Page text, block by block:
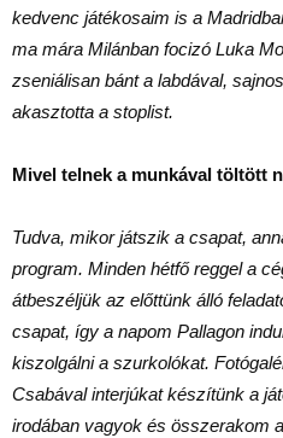
kedvenc játékosaim is a
ma mára Milánban focizó Luka
zseniálisan bánt a labdával,
akasztotta a stoplist.
Mivel telnek a munkával töltött
Tudva, mikor játszik a csapat,
program. Minden hétfő reggel a
átbeszéljük az előttünk álló
csapat, így a napom Pallagon
kiszolgálni a szurkolókat.
Csabával interjúkat készítünk a
irodában vagyok és összerakom